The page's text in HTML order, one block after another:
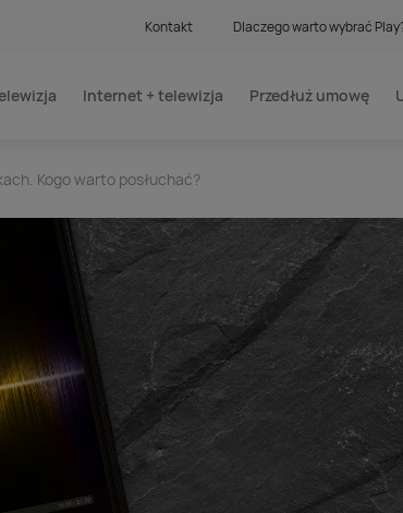
Kontakt Dlaczego warto wybrać
Internet + telewizja Przedłuż umowę
Kogo warto posłuchać?